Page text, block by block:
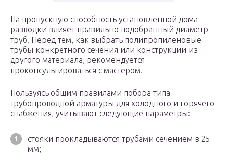
На пропускную способность установленной дома
разводки влияет правильно подобранный диаметр
труб. Перед тем, как выбрать полипропиленовые
трубы конкретного сечения или конструкции из
другого материала, рекомендуется
проконсультироваться с мастером.
Пользуясь общим правилами побора типа
трубопроводной арматуры для холодного и горячего
снабжения, учитывают следующие параметры:
стояки прокладываются трубами сечением в 25
мм;